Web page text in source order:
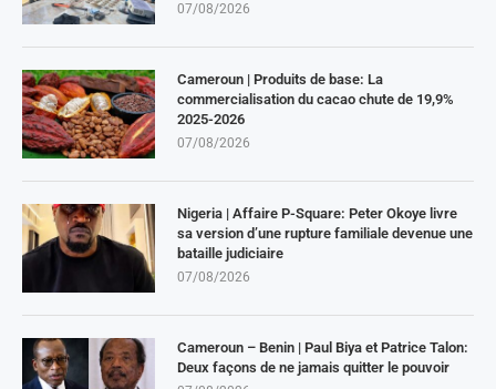
07/08/2026
Cameroun | Produits de base: La
commercialisation du cacao chute de 19,9%
2025-2026
07/08/2026
Nigeria | Affaire P-Square: Peter Okoye livre
sa version d’une rupture familiale devenue une
bataille judiciaire
07/08/2026
Cameroun – Benin | Paul Biya et Patrice Talon:
Deux façons de ne jamais quitter le pouvoir